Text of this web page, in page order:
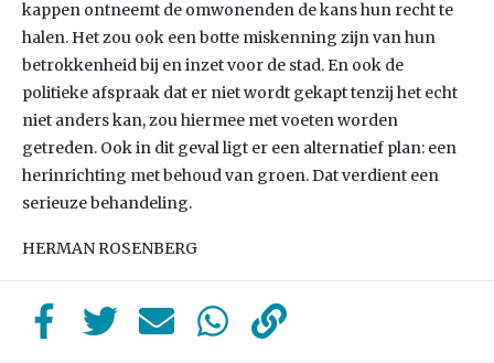
kappen ontneemt de omwonenden de kans hun recht te
halen. Het zou ook een botte miskenning zijn van hun
betrokkenheid bij en inzet voor de stad. En ook de
politieke afspraak dat er niet wordt gekapt tenzij het echt
niet anders kan, zou hiermee met voeten worden
getreden. Ook in dit geval ligt er een alternatief plan: een
herinrichting met behoud van groen. Dat verdient een
serieuze behandeling.
HERMAN ROSENBERG